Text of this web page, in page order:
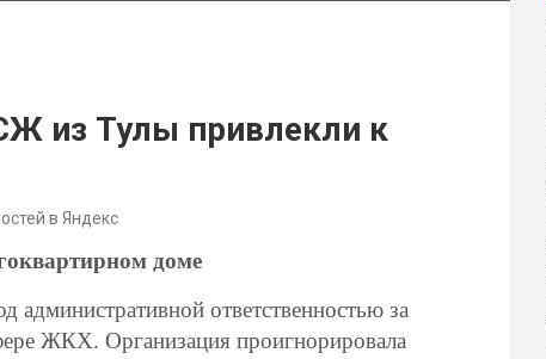
из Тулы привлекли к
в Яндекс
доме
административной ответственностью за
ЖКХ. Организация проигнорировала